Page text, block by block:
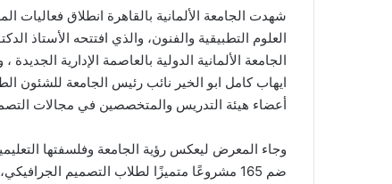
العلوم التطبيقية والفنون، والذي افتتحه الأستاذ
الجامعة الألمانية الدولية بالعاصمة الإدارية
ايهاب كامل ابو الخير نائب رئيس الجامعة للشئون
أعضاء هيئة التدريس والمتخصصين في مجالات
وجاء المعرض ليعكس رؤية الجامعة وفلسفتها
ضم 165 مشروعًا متميزًا لطلاب التصميم